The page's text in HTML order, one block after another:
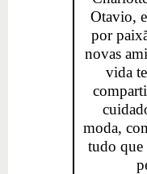
Otavio,
por
novas
vida
moda,
tudo que